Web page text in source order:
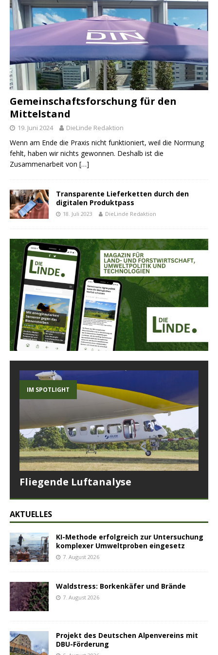
Gemeinschaftsforschung für den
Mittelstand
19. Juni 2024 DieLinde Redaktion
Wenn am Ende die Praxis nicht funktioniert, weil die Normung
fehlt, haben wir nichts gewonnen. Deshalb ist die
Zusammenarbeit von […]
Transparente Lieferketten durch den
digitalen Produktpass
18. Juli 2023 DieLinde Redaktion
IM SPOTLIGHT
Fliegende Luftanalyse
AKTUELLES
KI-Methode erfolgreich zur Untersuchung
komplexer Umweltproben eingesetz
7. August 2026
Waldstress: Borkenkäfer und Brände
7. August 2026
Projekt des Deutschen Alpenvereins mit
DBU-Förderung